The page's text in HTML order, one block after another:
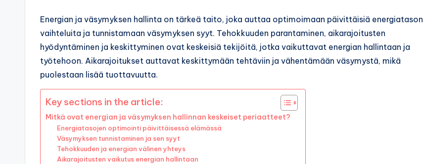
Energian ja väsymyksen hallinta on tärkeä taito, joka auttaa optimoimaan päivittäisiä energiatason
vaihteluita ja tunnistamaan väsymyksen syyt. Tehokkuuden parantaminen, aikarajoitusten
hyödyntäminen ja keskittyminen ovat keskeisiä tekijöitä, jotka vaikuttavat energian hallintaan ja
työtehoon. Aikarajoitukset auttavat keskittymään tehtäviin ja vähentämään väsymystä, mikä
puolestaan lisää tuottavuutta.
Key sections in the article:
Mitkä ovat energian ja väsymyksen hallinnan keskeiset periaatteet?
Energiatasojen optimointi päivittäisessä elämässä
Väsymyksen tunnistaminen ja sen syyt
Tehokkuuden ja energian välinen yhteys
Aikarajoitusten vaikutus energian hallintaan